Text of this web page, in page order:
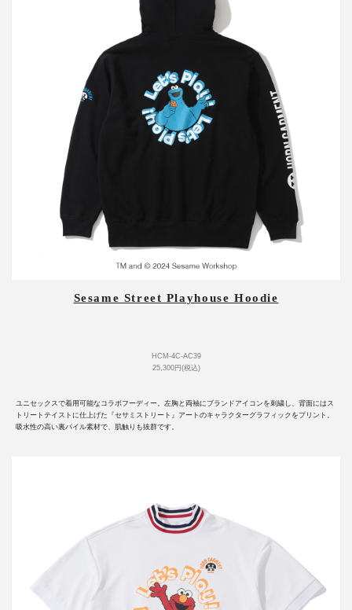
Sesame Street Playhouse Hoodie
HCM-4C-AC39
25,300円(税込)
ユニセックスで着用可能なコラボフーディー。左胸と両袖にブランドアイコンを刺繍し、背面にはス
トリートテイストに仕上げた『セサミストリート』アートのキャラクターグラフィックをプリント。
吸水性の高い裏パイル素材で、肌触りも抜群です。